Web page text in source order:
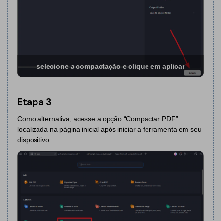
Todos os recursos do PDF
Especificações Técnicas
Novidades
Central de Downloads
Atualizar para o PDFelement 12
selecione a compactação e clique em aplicar
Etapa 3
Como alternativa, acesse a opção “Compactar PDF”
localizada na página inicial após iniciar a ferramenta em seu
dispositivo.